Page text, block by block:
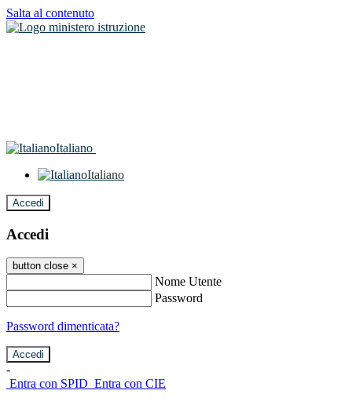
Salta al contenuto
Italiano
Italiano
Accedi
Accedi
button close ×
Nome Utente
Password
Password dimenticata?
-
Entra con SPID Entra con CIE